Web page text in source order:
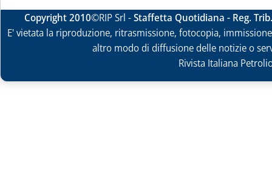
Copyright 2010©RIP Srl -Staffetta Quotidiana - Reg.
E' vietata la riproduzione, ritrasmissione, fotocopia,
altro modo di diffusione delle notizie o
Rivista Italiana